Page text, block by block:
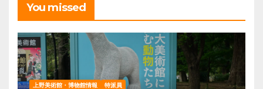
You missed
上野美術館・博物館情報 特派員